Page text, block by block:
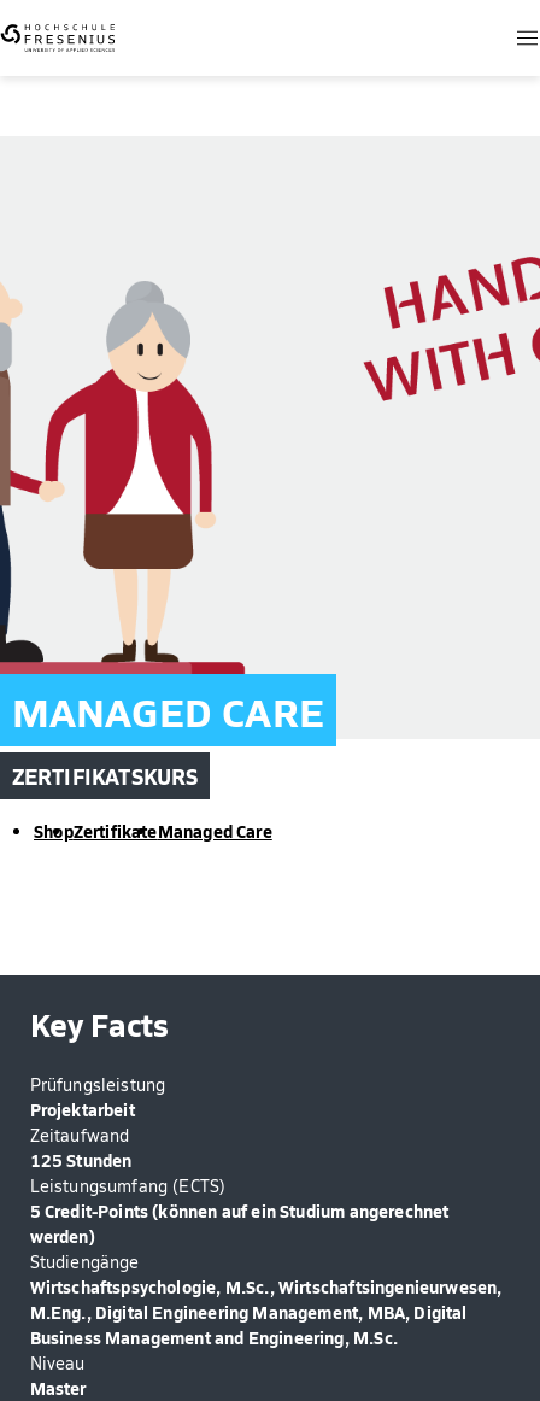
MANAGED CARE
ZERTIFIKATSKURS
ShopZertifikateManaged Care
Key Facts
Prüfungsleistung
Projektarbeit
Zeitaufwand
125 Stunden
Leistungsumfang (ECTS)
5 Credit-Points (können auf ein Studium angerechnet
werden)
Studiengänge
Wirtschaftspsychologie, M.Sc., Wirtschaftsingenieurwesen,
M.Eng., Digital Engineering Management, MBA, Digital
Business Management and Engineering, M.Sc.
Niveau
Master